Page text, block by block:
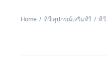
Home ทีวี|อุปกรณ์เสริมทีวี ทีวี